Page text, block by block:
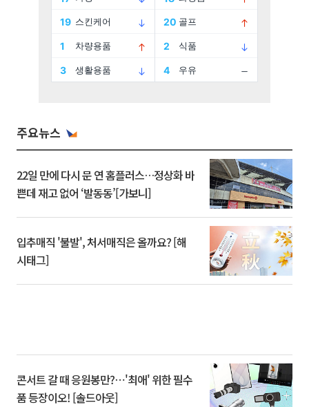
주요뉴스
22일 만에 다시 문 연 홈플러스…정상화 바
쁜데 재고 없어 ‘발동동’[가보니]
입추매직 '불발', 처서매직은 올까요? [해
시태그]
콘서트 갈 때 응원봉만?⋯'최애' 위한 필수
품 등장이오! [솔드아웃]